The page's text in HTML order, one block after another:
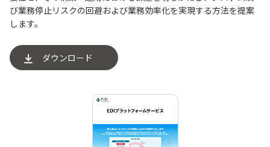
び業務停止リスクの回避および業務効率化を実現する方法を提案
します。
ダウンロード